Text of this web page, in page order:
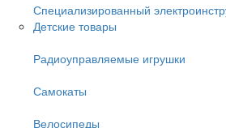
Специализированный
Детские товары
Радиоуправляемые игрушки
Самокаты
Велосипеды